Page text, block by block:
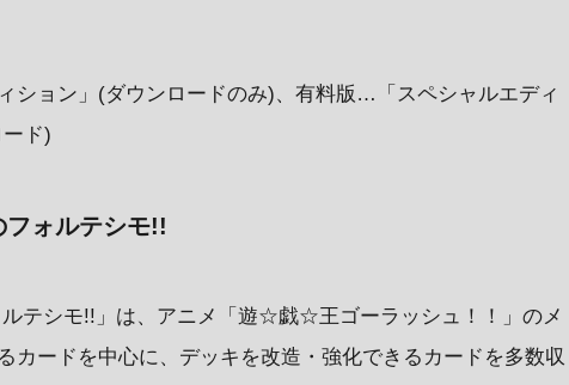
ョン」(ダウンロードのみ)、有料版…「スペシャルエディ
ド)
フォルテシモ!!
ルテシモ!!」は、アニメ「遊☆戯☆王ゴーラッシュ！！」のメ
カードを中心に、デッキを改造・強化できるカードを多数収